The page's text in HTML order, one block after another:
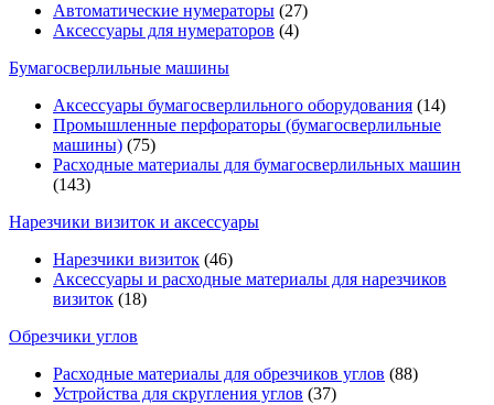
Автоматические нумераторы (27)
Аксессуары для нумераторов (4)
Бумагосверлильные машины
Аксессуары бумагосверлильного оборудования (14)
Промышленные перфораторы (бумагосверлильные
машины) (75)
Расходные материалы для бумагосверлильных машин
(143)
Нарезчики визиток и аксессуары
Нарезчики визиток (46)
Аксессуары и расходные материалы для нарезчиков
визиток (18)
Обрезчики углов
Расходные материалы для обрезчиков углов (88)
Устройства для скругления углов (37)